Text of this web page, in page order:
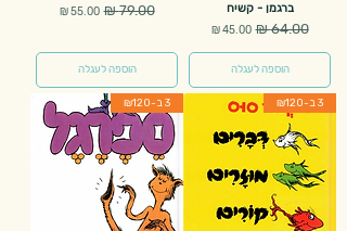
ברגמן - קשיח
מחיר רגיל‏64.00 ‏₪ מחיר מבצע‏45.00 ‏₪
הוספה לעגלה
מחיר רגיל‏79.00 ‏₪ מחיר מבצע‏55.00 ‏₪
הוספה לעגלה
3 ב-₪120 3 ב-₪120